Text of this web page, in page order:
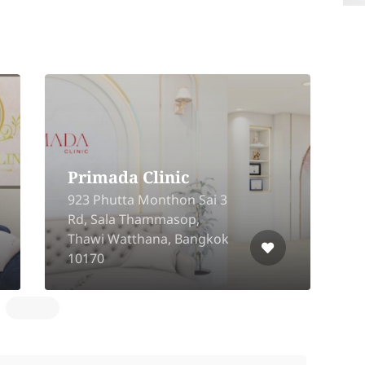
B Clinic
92/5 Moo 5, Ban Mai, Pak
Kret, Nonthaburi 11120